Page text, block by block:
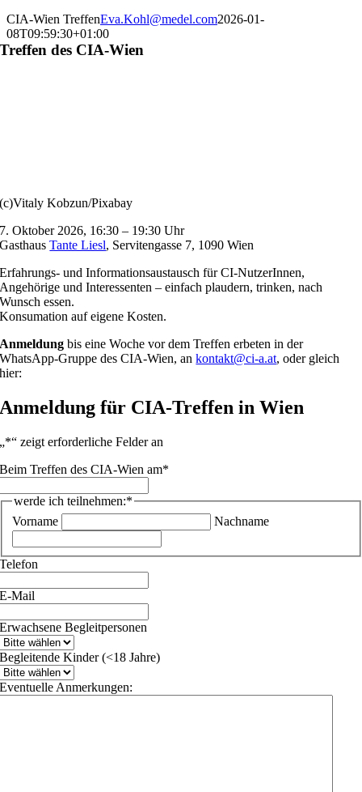
CIA-Wien TreffenEva.Kohl@medel.com2026-01-
08T09:59:30+01:00
Treffen des CIA-Wien
(c)Vitaly Kobzun/Pixabay
7. Oktober 2026, 16:30 – 19:30 Uhr
GasthausTante Liesl, Servitengasse 7, 1090 Wien
Erfahrungs- und Informationsaustausch für CI-NutzerInnen,
Angehörige und Interessenten – einfach plaudern, trinken, nach
Wunsch essen.
Konsumation auf eigene Kosten.
Anmeldung bis eine Woche vor dem Treffen erbeten in der
WhatsApp-Gruppe des CIA-Wien, ankontakt@ci-a.at, oder gleich
hier:
Anmeldung für CIA-Treffen in Wien
„*“ zeigt erforderliche Felder an
Beim Treffen des CIA-Wien am*
werde ich teilnehmen:*
Vorname
Nachname
Telefon
E-Mail
Erwachsene Begleitpersonen
Begleitende Kinder (<18 Jahre)
Eventuelle Anmerkungen: